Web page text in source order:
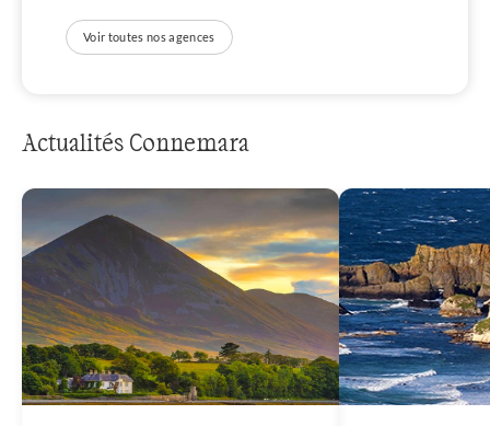
Voir toutes nos agences
Actualités Connemara